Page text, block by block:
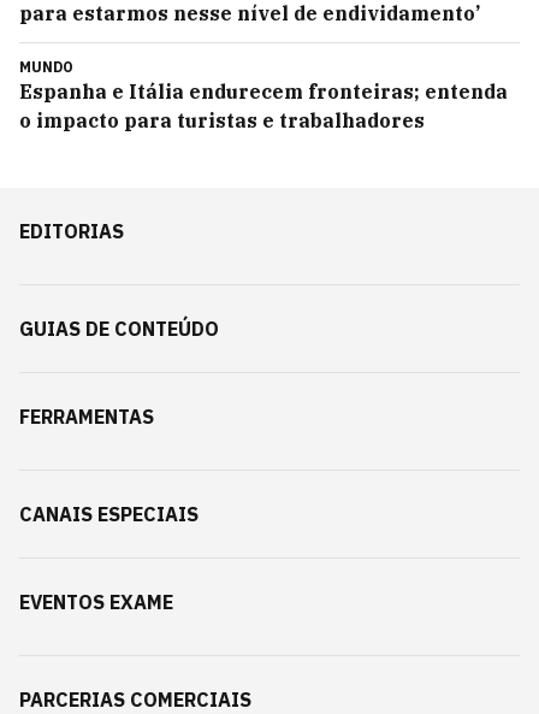
para estarmos nesse nível de endividamento’
MUNDO
Espanha e Itália endurecem fronteiras; entenda
o impacto para turistas e trabalhadores
EDITORIAS
GUIAS DE CONTEÚDO
FERRAMENTAS
CANAIS ESPECIAIS
EVENTOS EXAME
PARCERIAS COMERCIAIS